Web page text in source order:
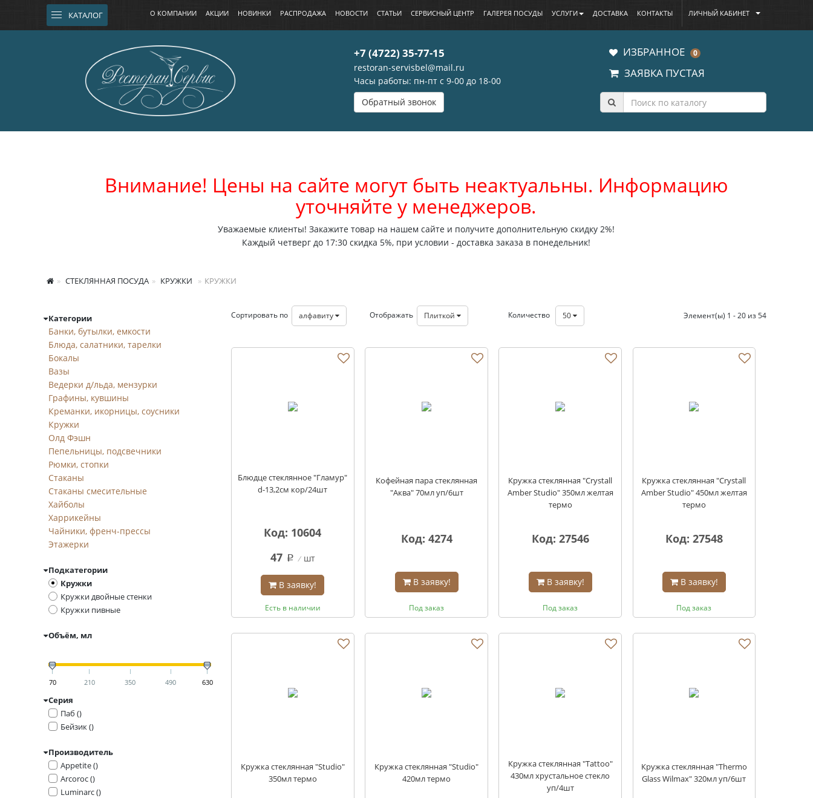
КАТАЛОГ О КОМПАНИИ АКЦИИ НОВИНКИ РАСПРОДАЖА НОВОСТИ СТАТЬИ СЕРВИСНЫЙ ЦЕНТР ГАЛЕРЕЯ ПОСУДЫ УСЛУГИ ДОСТАВКА КОНТАКТЫ ЛИЧНЫЙ КАБИНЕТ
+7 (4722) 35-77-15
restoran-servisbel@mail.ru
Часы работы: пн-пт с 9-00 до 18-00
Обратный звонок
ИЗБРАННОЕ 0
ЗАЯВКА ПУСТАЯ
Внимание! Цены на сайте могут быть неактуальны. Информацию
уточняйте у менеджеров.
Уважаемые клиенты! Закажите товар на нашем сайте и получите дополнительную скидку 2%!
Каждый четверг до 17:30 скидка 5%, при условии - доставка заказа в понедельник!
СТЕКЛЯННАЯ ПОСУДА КРУЖКИ КРУЖКИ
Кружки
Категории
Банки, бутылки, емкости
Блюда, салатники, тарелки
Бокалы
Вазы
Ведерки д/льда, мензурки
Графины, кувшины
Креманки, икорницы, соусники
Кружки
Олд Фэшн
Пепельницы, подсвечники
Рюмки, стопки
Стаканы
Стаканы смесительные
Хайболы
Харрикейны
Чайники, френч-прессы
Этажерки
Подкатегории
Кружки
Кружки двойные стенки
Кружки пивные
Объём, мл
70 210 350 490 630
Серия
Паб ()
Бейзик ()
Производитель
Appetite ()
Arcoroc ()
Luminarc ()
Сортировать по алфавиту Отображать Плиткой Количество 50 Элемент(ы) 1 - 20 из 54
Блюдце стеклянное "Гламур"
d-13,2см кор/24шт
Код: 10604
47 q шт
В заявку!
Есть в наличии
Кофейная пара стеклянная
"Аква" 70мл уп/6шт
Код: 4274
В заявку!
Под заказ
Кружка стеклянная "Crystall
Amber Studio" 350мл желтая
термо
Код: 27546
В заявку!
Под заказ
Кружка стеклянная "Crystall
Amber Studio" 450мл желтая
термо
Код: 27548
В заявку!
Под заказ
Кружка стеклянная "Studio"
350мл термо
Кружка стеклянная "Studio"
420мл термо
Кружка стеклянная "Tattoo"
430мл хрустальное стекло
уп/4шт
Кружка стеклянная "Thermo
Glass Wilmax" 320мл уп/6шт